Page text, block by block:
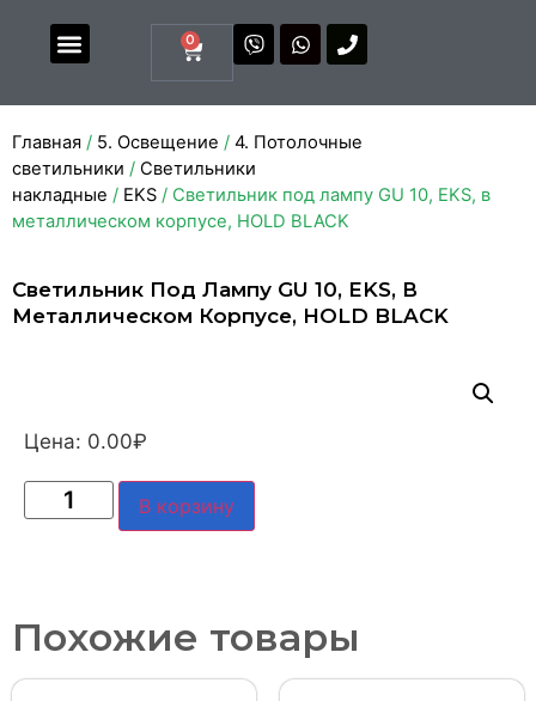
0
Главная / 5. Освещение / 4. Потолочные
светильники / Светильники
накладные / EKS / Светильник под лампу GU 10, EKS, в
металлическом корпусе, HOLD BLACK
Светильник Под Лампу GU 10, EKS, В
Металлическом Корпусе, HOLD BLACK
Цена: 0.00₽
В корзину
Похожие товары